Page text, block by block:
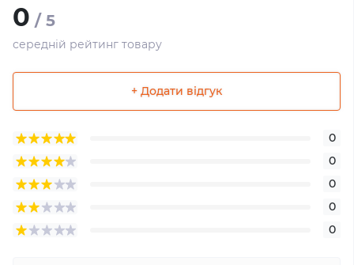
0 / 5
середній рейтинг товару
+ Додати відгук
0
0
0
0
0